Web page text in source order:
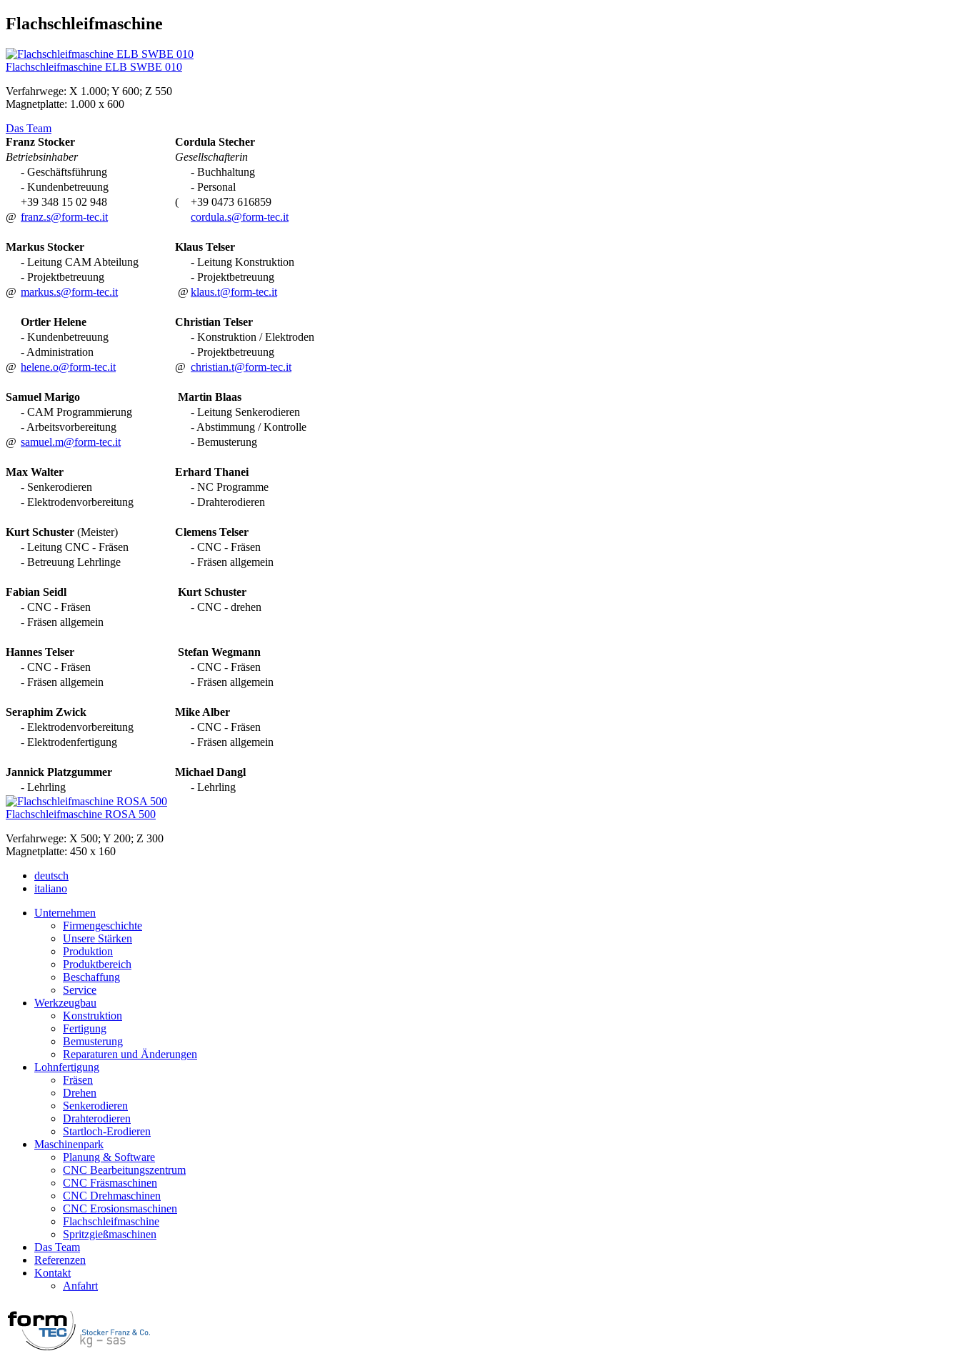
Flachschleifmaschine
Flachschleifmaschine ELB SWBE 010
Verfahrwege: X 1.000; Y 600; Z 550
Magnetplatte: 1.000 x 600
Das Team
Franz Stocker
Cordula Stecher
Betriebsinhaber
Gesellschafterin
- Geschäftsführung
- Buchhaltung
- Kundenbetreuung
- Personal
+39 348 15 02 948
(
+39 0473 616859
@ franz.s@form-tec.it cordula.s@form-tec.it
Markus Stocker
Klaus Telser
- Leitung CAM Abteilung
- Leitung Konstruktion
- Projektbetreuung
- Projektbetreuung
@ markus.s@form-tec.it @ klaus.t@form-tec.it
Ortler Helene
Christian Telser
- Kundenbetreuung
- Konstruktion / Elektroden
- Administration
- Projektbetreuung
@ helene.o@form-tec.it @ christian.t@form-tec.it
Samuel Marigo
Martin Blaas
- CAM Programmierung
- Leitung Senkerodieren
- Arbeitsvorbereitung
- Abstimmung / Kontrolle
@ samuel.m@form-tec.it - Bemusterung
Max Walter
Erhard Thanei
- Senkerodieren
- NC Programme
- Elektrodenvorbereitung
- Drahterodieren
Kurt Schuster (Meister)
Clemens Telser
- Leitung CNC - Fräsen
- CNC - Fräsen
- Betreuung Lehrlinge
- Fräsen allgemein
Fabian Seidl
Kurt Schuster
- CNC - Fräsen
- CNC - drehen
- Fräsen allgemein
Hannes Telser
Stefan Wegmann
- CNC - Fräsen
- CNC - Fräsen
- Fräsen allgemein
- Fräsen allgemein
Seraphim Zwick
Mike Alber
- Elektrodenvorbereitung
- CNC - Fräsen
- Elektrodenfertigung
- Fräsen allgemein
Jannick Platzgummer
Michael Dangl
- Lehrling
- Lehrling
Flachschleifmaschine ROSA 500
Verfahrwege: X 500; Y 200; Z 300
Magnetplatte: 450 x 160
deutsch
italiano
Unternehmen
Firmengeschichte
Unsere Stärken
Produktion
Produktbereich
Beschaffung
Service
Werkzeugbau
Konstruktion
Fertigung
Bemusterung
Reparaturen und Änderungen
Lohnfertigung
Fräsen
Drehen
Senkerodieren
Drahterodieren
Startloch-Erodieren
Maschinenpark
Planung & Software
CNC Bearbeitungszentrum
CNC Fräsmaschinen
CNC Drehmaschinen
CNC Erosionsmaschinen
Flachschleifmaschine
Spritzgießmaschinen
Das Team
Referenzen
Kontakt
Anfahrt